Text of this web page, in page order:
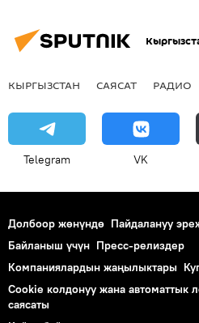
КЫРГЫЗСТАН САЯСАТ РАДИО
Telegram VK
Долбоор жөнүндө Пайдалануу
Байланыш үчүн Пресс-релиздер
Компаниялардын жаңылыктары
Cookie колдонуу жана автоматтык
саясаты